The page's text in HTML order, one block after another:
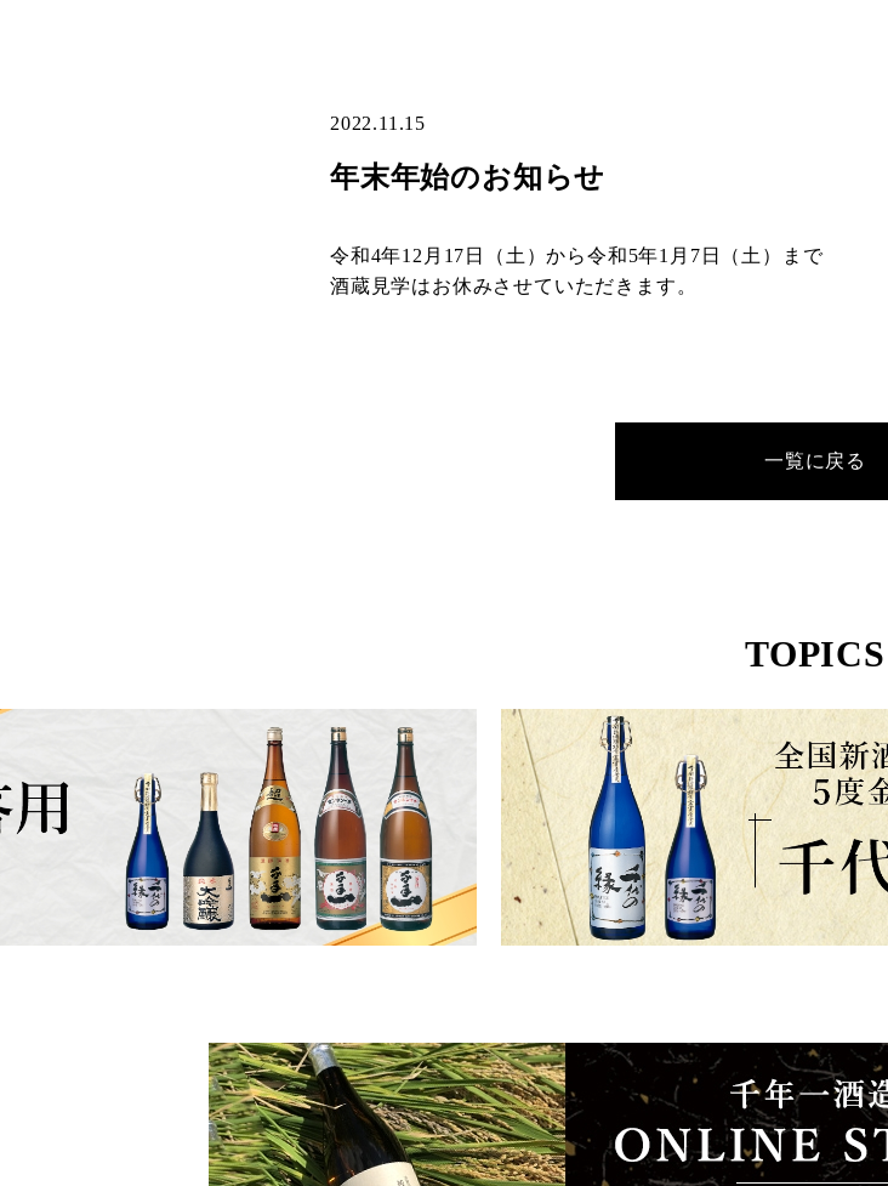
2022.11.15
年末年始のお知らせ
令和4年12月17日（土）から令和5年1月7日（土）まで
酒蔵見学はお休みさせていただきます。
一覧に戻る
TOPICS